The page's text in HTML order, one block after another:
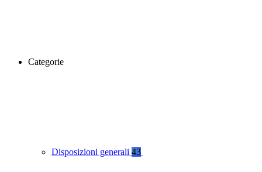
Categorie
Disposizioni generali 43